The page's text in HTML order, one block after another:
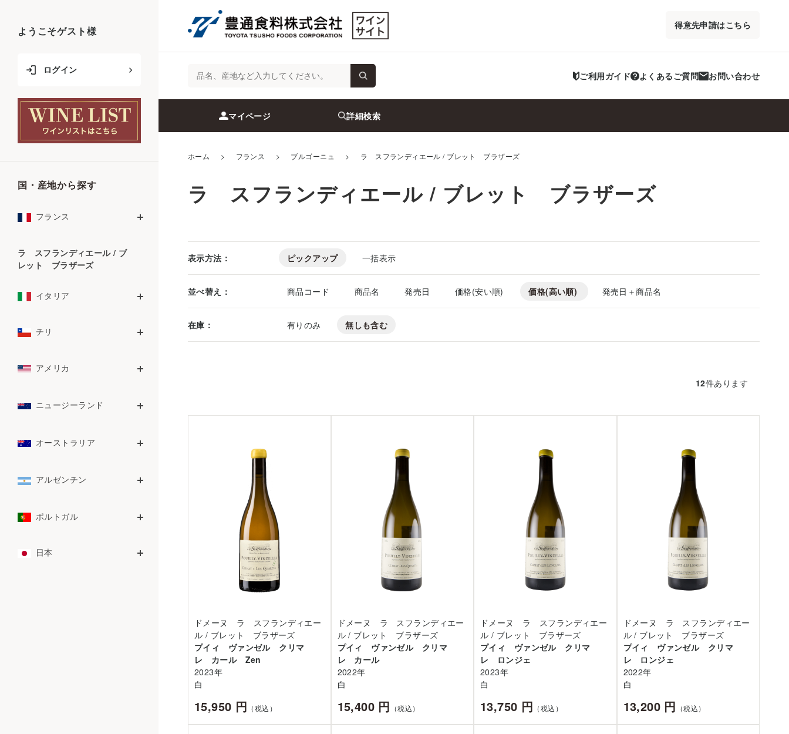
得意先申請はこちら
ご利用ガイド よくあるご質問 お問い合わせ
マイページ 詳細検索
ホーム > フランス > ブルゴーニュ > ラ スフランディエール / ブレット ブラザーズ
ラ スフランディエール / ブレット ブラザーズ
表示方法： ピックアップ 一括表示
並べ替え： 商品コード 商品名 発売日 価格(安い順) 価格(高い順) 発売日＋商品名
在庫： 有りのみ 無しも含む
12件あります
ドメーヌ ラ スフランディエー
ル / ブレット ブラザーズ
プイィ ヴァンゼル クリマ
レ カール Zen
2023年
白
15,950 円 （税込）
ドメーヌ ラ スフランディエー
ル / ブレット ブラザーズ
プイィ ヴァンゼル クリマ
レ カール
2022年
白
15,400 円 （税込）
ドメーヌ ラ スフランディエー
ル / ブレット ブラザーズ
プイィ ヴァンゼル クリマ
レ ロンジェ
2023年
白
13,750 円 （税込）
ドメーヌ ラ スフランディエー
ル / ブレット ブラザーズ
プイィ ヴァンゼル クリマ
レ ロンジェ
2022年
白
13,200 円 （税込）
ようこそゲスト様
ログイン
国・産地から探す
フランス
ラ スフランディエール / ブ
レット ブラザーズ
イタリア
チリ
アメリカ
ニュージーランド
オーストラリア
アルゼンチン
ポルトガル
日本